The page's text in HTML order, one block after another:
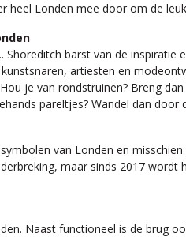
heel Londen mee door om de
Shoreditch barst van de
artiesten en
je van rondstruinen? Breng
pareltjes? Wandel dan door
van Londen en
maar sinds 2017
Naast functioneel is de brug